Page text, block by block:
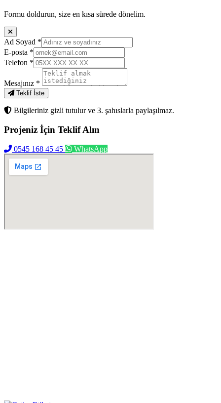
Formu doldurun, size en kısa sürede dönelim.
Ad Soyad *
E-posta *
Telefon *
Mesajınız *
Teklif İste
Bilgileriniz gizli tutulur ve 3. şahıslarla paylaşılmaz.
Projeniz İçin Teklif Alın
0545 168 45 45 WhatsApp